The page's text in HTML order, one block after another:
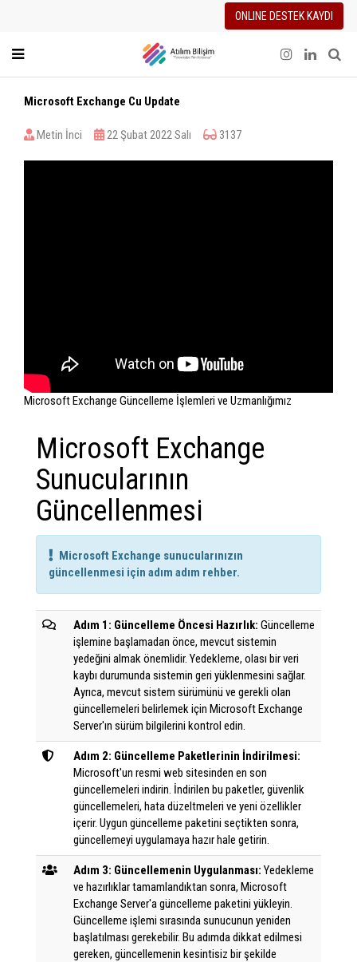
ONLINE DESTEK KAYDI
Microsoft Exchange Cu Update
Metin İnci 22 Şubat 2022 Salı 3137
Microsoft Exchange Güncelleme İşlemleri ve Uzmanlığımız
Microsoft Exchange
Sunucularının
Güncellenmesi
Microsoft Exchange sunucularınızın
güncellenmesi için adım adım rehber.
Adım 1: Güncelleme Öncesi Hazırlık: Güncelleme
işlemine başlamadan önce, mevcut sistemin
yedeğini almak önemlidir. Yedekleme, olası bir veri
kaybı durumunda sistemin geri yüklenmesini sağlar.
Ayrıca, mevcut sistem sürümünü ve gerekli olan
güncellemeleri belirlemek için Microsoft Exchange
Server'ın sürüm bilgilerini kontrol edin.
Adım 2: Güncelleme Paketlerinin İndirilmesi:
Microsoft'un resmi web sitesinden en son
güncellemeleri indirin. İndirilen bu paketler, güvenlik
güncellemeleri, hata düzeltmeleri ve yeni özellikler
içerir. Uygun güncelleme paketini seçtikten sonra,
güncellemeyi uygulamaya hazır hale getirin.
Adım 3: Güncellemenin Uygulanması: Yedekleme
ve hazırlıklar tamamlandıktan sonra, Microsoft
Exchange Server'a güncelleme paketini yükleyin.
Güncelleme işlemi sırasında sunucunun yeniden
başlatılması gerekebilir. Bu adımda dikkat edilmesi
gereken, güncellemenin kesintisiz bir şekilde